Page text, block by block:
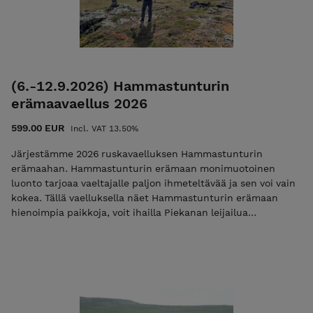
niin käytä alennuskoodia "varaus2026". Pelkkä varausmaksu
ei ole mahdollista jos alkuun on alle 14 vrk.
(6.-12.9.2026) Hammastunturin
erämaavaellus 2026
599.00 EUR Incl. VAT 13.50%
Järjestämme 2026 ruskavaelluksen Hammastunturin
erämaahan. Hammastunturin erämaan monimuotoinen
luonto tarjoaa vaeltajalle paljon ihmeteltävää ja sen voi vain
kokea. Tällä vaelluksella näet Hammastunturin erämaan
hienoimpia paikkoja, voit ihailla Piekanan leijailua
maksamisen jälkeen saat sähköpostiisi vahvistuksen sekä